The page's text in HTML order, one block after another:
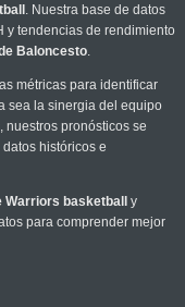
. Nuestra base de datos
y tendencias de rendimiento
Baloncesto.
métricas para identificar
sea la sinergia del equipo
pronósticos se
históricos e
Warriors basketball
y
para comprender mejor